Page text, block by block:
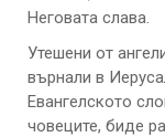
Неговата слава.
Утешени от
върнали в
Евангелското
човеците, биде